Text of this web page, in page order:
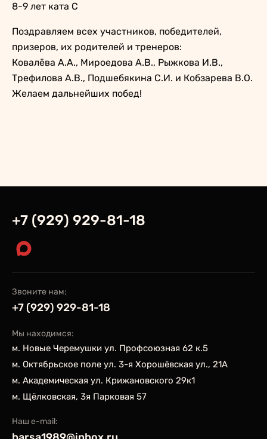
8-9 лет ката С
Поздравляем всех участников, победителей,
призеров, их родителей и тренеров:
Ковалёва А.А., Мироедова А.В., Рыжкова И.В.,
Трефилова А.В., Подшебякина С.И. и Кобзарева В.О.
Желаем дальнейших побед!
+7 (929) 929-81-18
Звоните нам:
+7 (929) 929-81-18
Мы находимся:
м. Новые Черемушки ул. Профсоюзная 62 к.5
м. Октябрьское поле ул. 3-я Хорошёвская ул., 21А
м. Академическая ул. Крижановского 29к1
м. Щёлковская, 3я Парковая 57
Наш e-mail: